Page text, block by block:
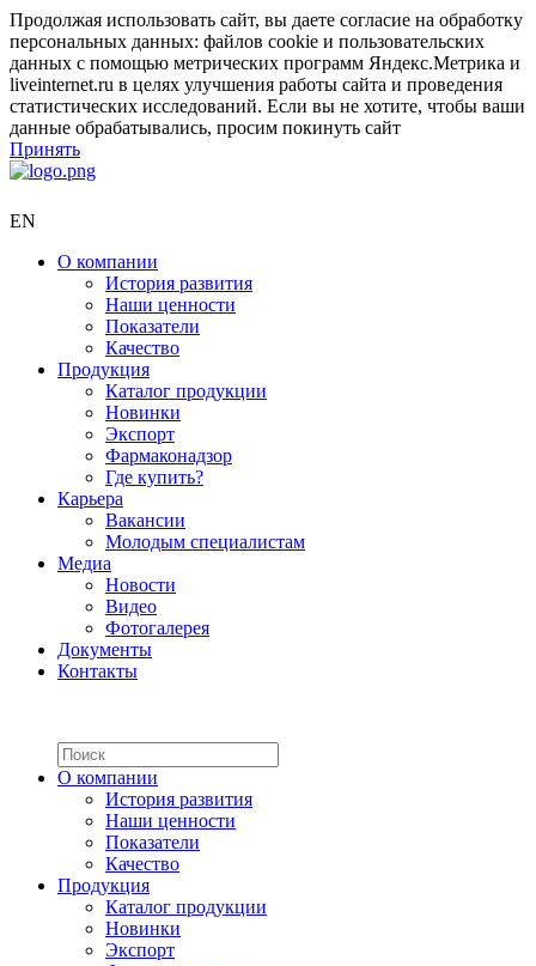
Продолжая использовать сайт, вы даете согласие на обработку
персональных данных: файлов cookie и пользовательских
данных с помощью метрических программ Яндекс.Метрика и
liveinternet.ru в целях улучшения работы сайта и проведения
статистических исследований. Если вы не хотите, чтобы ваши
данные обрабатывались, просим покинуть сайт
Принять
EN
О компании
История развития
Наши ценности
Показатели
Качество
Продукция
Каталог продукции
Новинки
Экспорт
Фармаконадзор
Где купить?
Карьера
Вакансии
Молодым специалистам
Медиа
Новости
Видео
Фотогалерея
Документы
Контакты
О компании
История развития
Наши ценности
Показатели
Качество
Продукция
Каталог продукции
Новинки
Экспорт